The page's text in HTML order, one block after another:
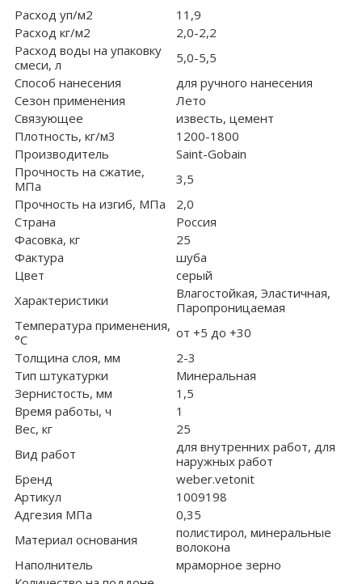
Расход уп/м2
11,9
Расход кг/м2
2,0-2,2
Расход воды на упаковку
смеси, л
5,0-5,5
Способ нанесения
для ручного нанесения
Сезон применения
Лето
Связующее
известь, цемент
Плотность, кг/м3
1200-1800
Производитель
Saint-Gobain
Прочность на сжатие,
МПа
3,5
Прочность на изгиб, МПа
2,0
Страна
Россия
Фасовка, кг
25
Фактура
шуба
Цвет
серый
Характеристики
Влагостойкая, Эластичная,
Паропроницаемая
Температура применения,
°С
от +5 до +30
Толщина слоя, мм
2-3
Тип штукатурки
Минеральная
Зернистость, мм
1,5
Время работы, ч
1
Вес, кг
25
Вид работ
для внутренних работ, для
наружных работ
Бренд
weber.vetonit
Артикул
1009198
Адгезия МПа
0,35
Материал основания
полистирол, минеральные
волокона
Наполнитель
мраморное зерно